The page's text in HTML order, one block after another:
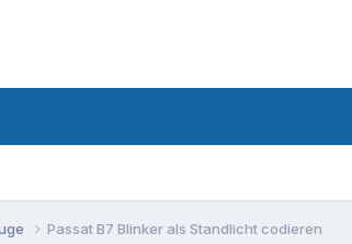
Passat B7 Blinker als Standlicht codieren